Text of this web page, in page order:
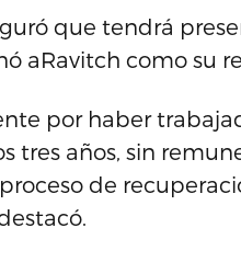
que tendrá
aRavitch como su
por haber
tres años, sin
de